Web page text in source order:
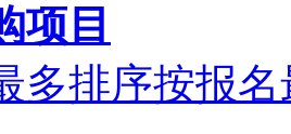
项目
多排序按报